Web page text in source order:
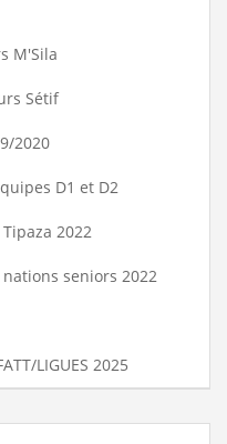
M'Sila
Sétif
2020
D1 et D2
2022
seniors 2022
LIGUES 2025